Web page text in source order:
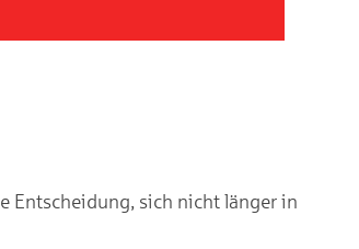
Entscheidung, sich nicht länger in